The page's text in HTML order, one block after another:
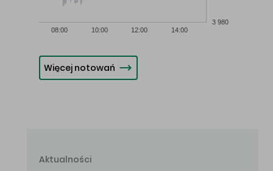
08:00 10:00 12:00 14:00
3 980
Więcej notowań
Aktualności